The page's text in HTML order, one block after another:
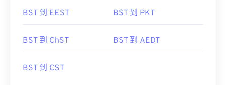
BST 到 EEST BST 到 PKT
BST 到 ChST BST 到 AEDT
BST 到 CST